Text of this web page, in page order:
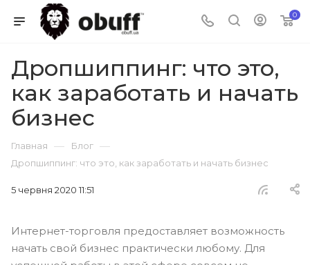
0
Дропшиппинг: что это,
как заработать и начать
бизнес
Главная — Блог —
Дропшиппинг: что это, как заработать и начать бизнес
5 червня 2020 11:51
Интернет-торговля предоставляет возможность
начать свой бизнес практически любому. Для